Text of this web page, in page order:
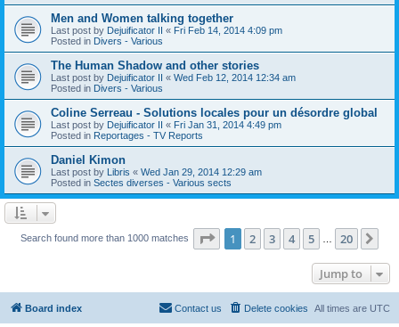
Men and Women talking together
Last post by Dejuificator II « Fri Feb 14, 2014 4:09 pm
Posted in Divers - Various
The Human Shadow and other stories
Last post by Dejuificator II « Wed Feb 12, 2014 12:34 am
Posted in Divers - Various
Coline Serreau - Solutions locales pour un désordre global
Last post by Dejuificator II « Fri Jan 31, 2014 4:49 pm
Posted in Reportages - TV Reports
Daniel Kimon
Last post by Libris « Wed Jan 29, 2014 12:29 am
Posted in Sectes diverses - Various sects
Search found more than 1000 matches Page 1of 20
1 2 3 4 5 20
Jump to
Board index All times are UTC
Delete cookies
Contact us